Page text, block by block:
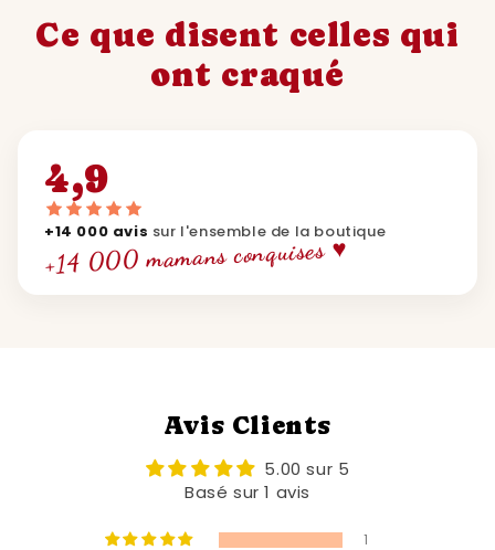
Ce que disent celles qui
ont craqué
4,9
+14 000 avis sur l'ensemble de la boutique
+14 000 mamans conquises ♥
Avis Clients
5.00 sur 5
Basé sur 1 avis
1